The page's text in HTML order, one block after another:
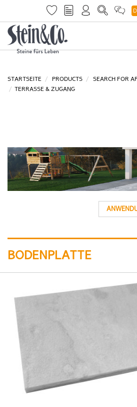
STARTSEITE PRODUCTS SEARCH FOR
TERRASSE & ZUGANG
BODENPLATTE